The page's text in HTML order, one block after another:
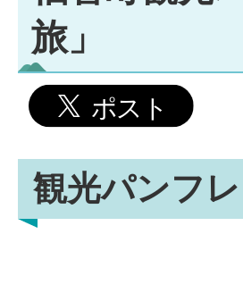
旅」
観光パンフ